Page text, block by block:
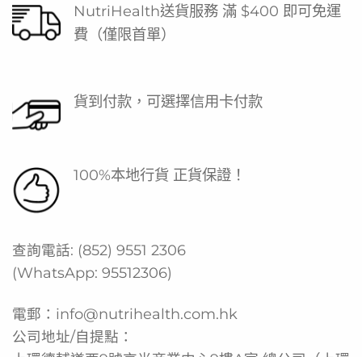
NutriHealth送貨服務 滿 $400 即可免運
費（僅限首單）
貨到付款，可選擇信用卡付款
100%本地行貨 正貨保證！
查詢電話: (852) 9551 2306
(WhatsApp: 95512306)
電郵： info@nutrihealth.com.hk
公司地址/自提點：